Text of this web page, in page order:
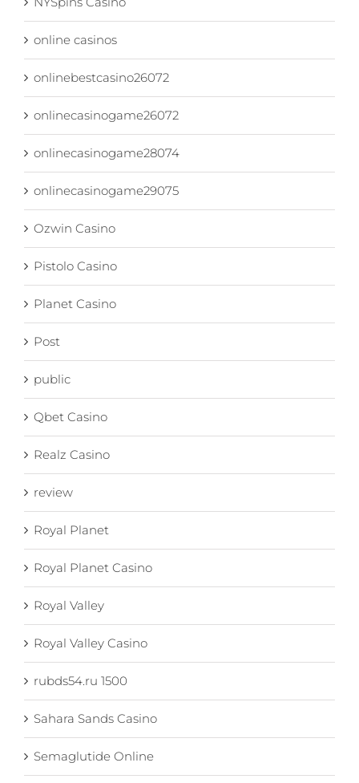
online casinos
onlinebestcasino26072
onlinecasinogame26072
onlinecasinogame28074
onlinecasinogame29075
Ozwin Casino
Pistolo Casino
Planet Casino
Post
public
Qbet Casino
Realz Casino
review
Royal Planet
Royal Planet Casino
Royal Valley
Royal Valley Casino
rubds54.ru 1500
Sahara Sands Casino
Semaglutide Online